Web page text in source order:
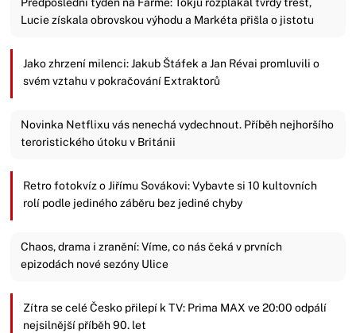
Lucie získala obrovskou výhodu a Markéta přišla o jistotu
Jako zhrzení milenci: Jakub Štáfek a Jan Révai promluvili o
svém vztahu v pokračování Extraktorů
Novinka Netflixu vás nenechá vydechnout. Příběh nejhoršího
teroristického útoku v Británii
Retro fotokvíz o Jiřímu Sovákovi: Vybavte si 10 kultovních
rolí podle jediného záběru bez jediné chyby
Chaos, drama i zranění: Víme, co nás čeká v prvních
epizodách nové sezóny Ulice
Zítra se celé Česko přilepí k TV: Prima MAX ve 20:00 odpálí
nejsilnější příběh 90. let